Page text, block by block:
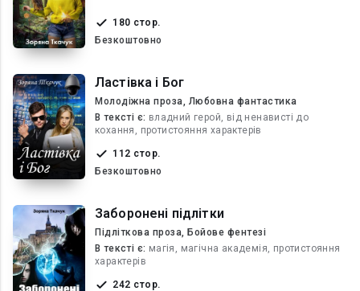
180 стор.
Безкоштовно
Ластівка і Бог
Молодіжна проза, Любовна фантастика
В текcті є: владний герой, від ненависті до
кохання, протистояння характерів
112 стор.
Безкоштовно
Заборонені підлітки
Підліткова проза, Бойове фентезі
В текcті є: магія, магічна академія, протистояння
характерів
242 стор.